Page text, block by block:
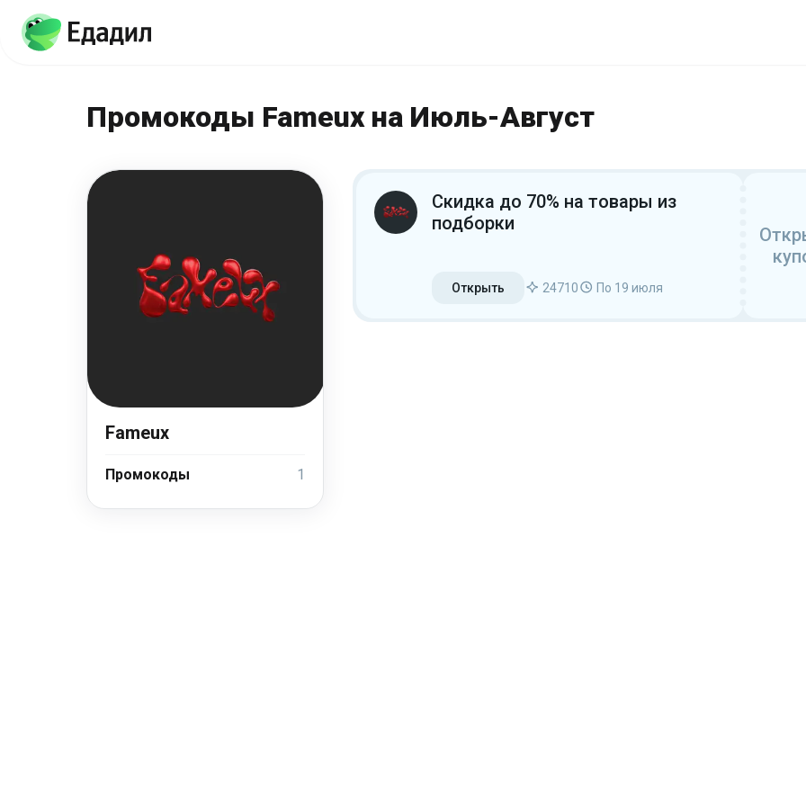
Промокоды Fameux на Июль-Август
Fameux
Промокоды 1
Скидка до 70% на товары из
подборки
Открыть 24710 По 19 июля